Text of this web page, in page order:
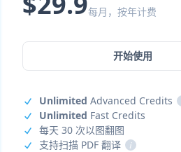
每月，按年计费
开始使用
Unlimited Advanced Credits
Unlimited Fast Credits
每天 30 次以图翻图
支持扫描 PDF 翻译
i